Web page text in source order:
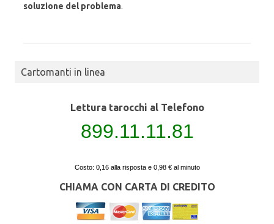
soluzione del problema.
Cartomanti in linea
Lettura tarocchi al Telefono
899.11.11.81
Costo: 0,16 alla risposta e 0,98 € al minuto
CHIAMA CON CARTA DI CREDITO